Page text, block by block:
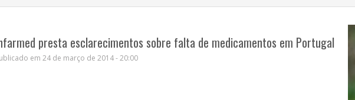
presta esclarecimentos sobre falta de medicamentos em Portugal
em 24 de março de 2014 - 20:00